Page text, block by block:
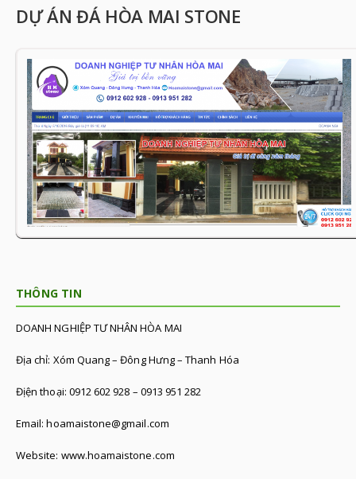
DỰ ÁN ĐÁ HÒA MAI STONE
THÔNG TIN
DOANH NGHIỆP TƯ NHÂN HÒA MAI
Địa chỉ: Xóm Quang – Đông Hưng – Thanh Hóa
Địện thoại: 0912 602 928 – 0913 951 282
Email: hoamaistone@gmail.com
Website: www.hoamaistone.com